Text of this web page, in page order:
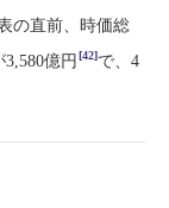
の直前、時価総
億円 [42]で、4